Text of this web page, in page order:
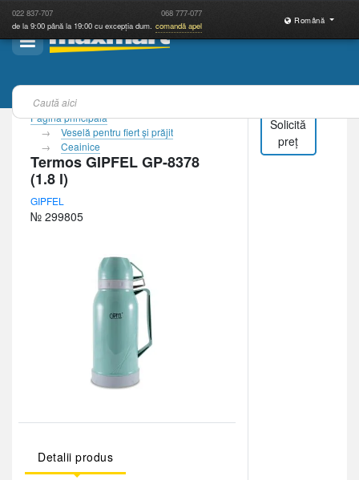
022 837-707 068 777-077
de la 9:00 până la 19:00 cu excepția dum. comandă apel
Română
Pagina principală
Veselă pentru fiert şi prăjit
Ceainice
Termos GIPFEL GP-8378
(1.8 l)
GIPFEL
№ 299805
Detalii produs
Solicită
preț